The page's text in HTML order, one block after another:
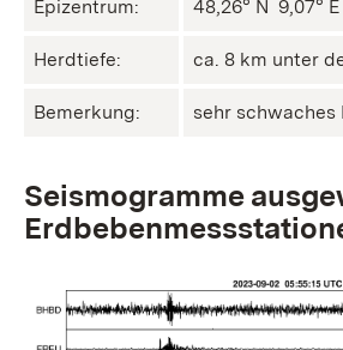
Epizentrum: 48,26° N ㅤ 9,07° E
Herdtiefe: ca. 8 km unter
Bemerkung: sehr schwaches
Seismogramme